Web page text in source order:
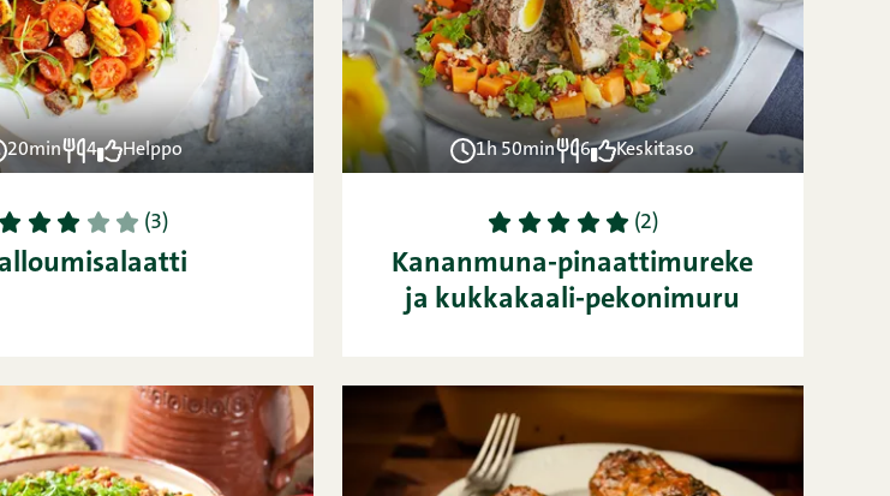
20min 4 Helppo
1 2 3 4 5 (3)
1h 50min 6 Keskitaso
1 2 3 4 5 (2)
Kananmuna-pinaattimureke
ja kukkakaali-pekonimuru